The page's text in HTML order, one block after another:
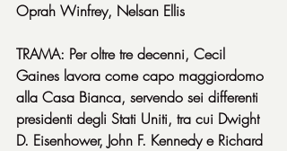
Oprah Winfrey, Nelsan Ellis
TRAMA: Per oltre tre decenni, Cecil
Gaines lavora come capo maggiordomo
alla Casa Bianca, servendo sei differenti
presidenti degli Stati Uniti, tra cui Dwight
D. Eisenhower, John F. Kennedy e Richard